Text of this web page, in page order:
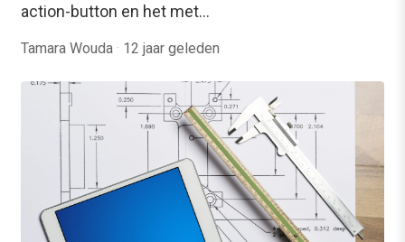
action-button en het met…
Tamara Wouda · 12 jaar geleden